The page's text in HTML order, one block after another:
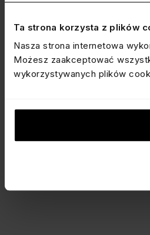
Ta strona korzysta z plików
Nasza strona internetowa
Możesz zaakceptować
wykorzystywanych plików